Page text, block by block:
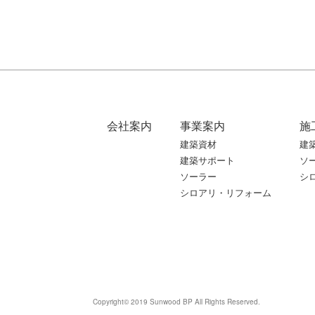
会社案内 事業案内
建築資材
建築サポート
ソーラー
シロアリ・リフォーム
施
建
ソ
シ
Copyright© 2019 Sunwood BP All Rights Reserved.